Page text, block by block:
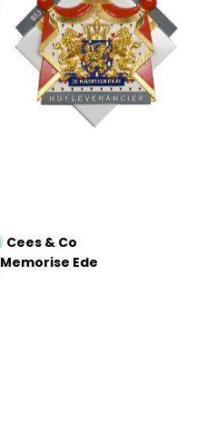
Cees & Co
Memorise Ede